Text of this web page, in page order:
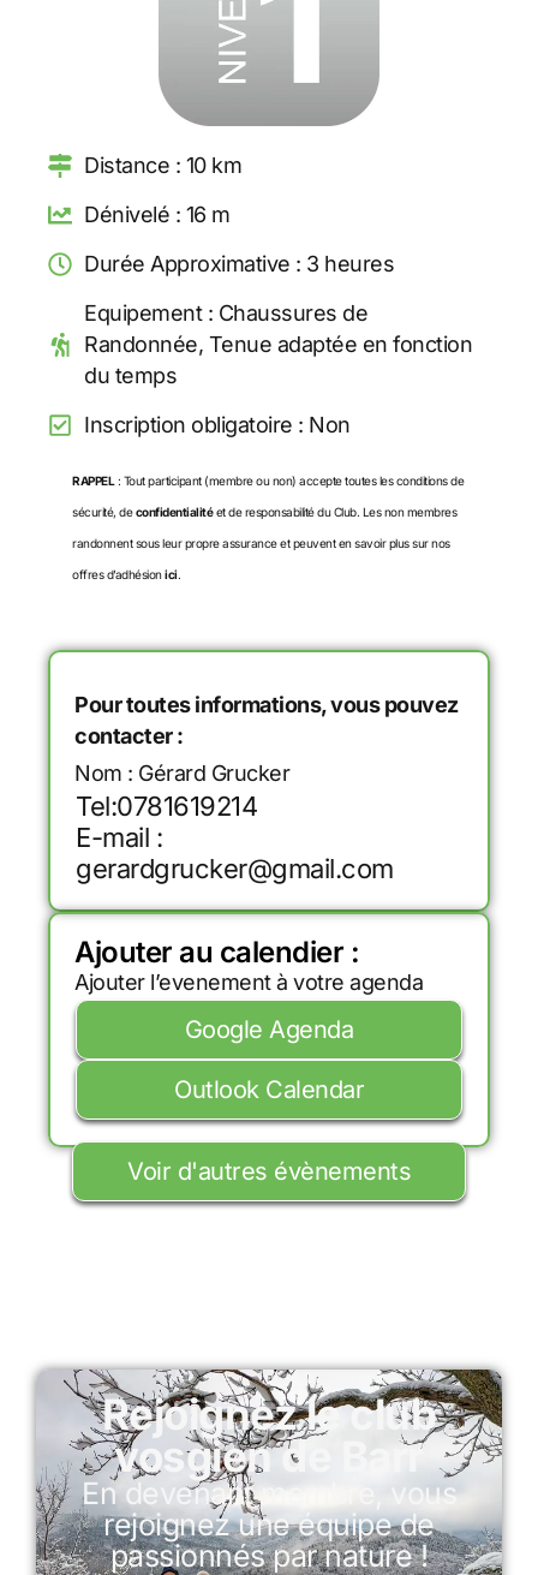
Distance : 10 km
Dénivelé : 16 m
Durée Approximative : 3 heures
Equipement : Chaussures de
Randonnée, Tenue adaptée en fonction
du temps
Inscription obligatoire : Non
RAPPEL : Tout participant (membre ou non) accepte toutes les conditions de
sécurité, deconfidentialitéet de responsabilité du Club. Les non membres
randonnent sous leur propre assurance et peuvent en savoir plus sur nos
offres d’adhésionici.
Pour toutes informations, vous pouvez
contacter :
Nom : Gérard Grucker
Tel:0781619214
E-mail :
gerardgrucker@gmail.com
Ajouter au calendier :
Ajouter l’evenement à votre agenda
Google Agenda
Outlook Calendar
Voir d'autres évènements
Rejoignez le club
vosgien de Barr
En devenant membre, vous
rejoignez une équipe de
passionnés par nature !